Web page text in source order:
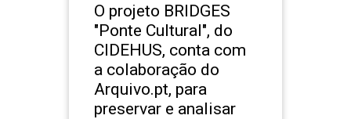
O projeto BRIDGES
"Ponte Cultural", do
CIDEHUS, conta com
a colaboração do
Arquivo.pt, para
preservar e analisar